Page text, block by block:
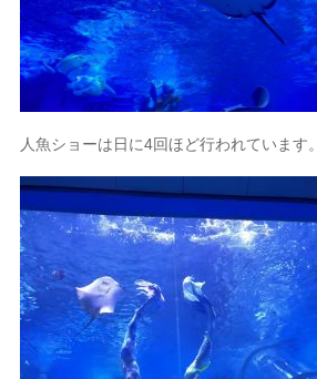
人魚ショーは日に4回ほど行われています。